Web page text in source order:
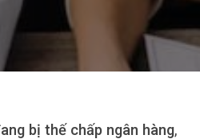
bị thế chấp ngân hàng,